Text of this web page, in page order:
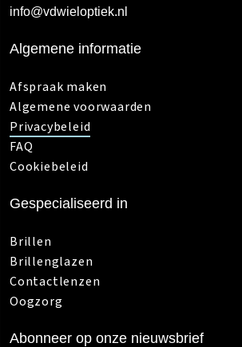
info@vdwieloptiek.nl
Algemene informatie
Afspraak maken
Algemene voorwaarden
Privacybeleid
FAQ
Cookiebeleid
Gespecialiseerd in
Brillen
Brillenglazen
Contactlenzen
Oogzorg
Abonneer op onze nieuwsbrief